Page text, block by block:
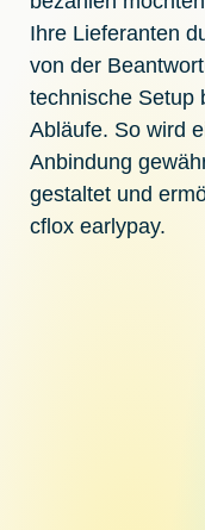
Ihre Lieferanten
von der
technische Setup
Abläufe. So wird
Anbindung
gestaltet und
cflox earlypay.